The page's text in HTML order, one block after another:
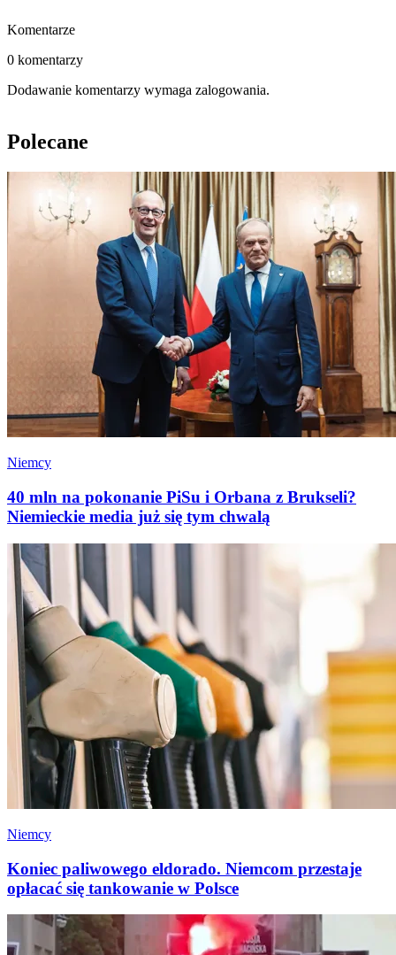
Komentarze
0 komentarzy
Dodawanie komentarzy wymaga zalogowania.
Polecane
Niemcy
40 mln na pokonanie PiSu i Orbana z Brukseli?
Niemieckie media już się tym chwalą
Niemcy
Koniec paliwowego eldorado. Niemcom przestaje
opłacać się tankowanie w Polsce